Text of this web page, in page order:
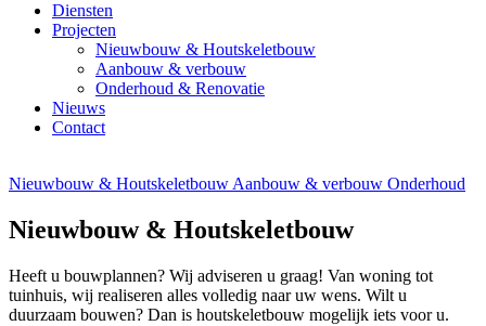
Diensten
Projecten
Nieuwbouw & Houtskeletbouw
Aanbouw & verbouw
Onderhoud & Renovatie
Nieuws
Contact
Nieuwbouw & Houtskeletbouw Aanbouw & verbouw Onderhoud
Nieuwbouw & Houtskeletbouw
Heeft u bouwplannen? Wij adviseren u graag! Van woning tot
tuinhuis, wij realiseren alles volledig naar uw wens. Wilt u
duurzaam bouwen? Dan is houtskeletbouw mogelijk iets voor u.